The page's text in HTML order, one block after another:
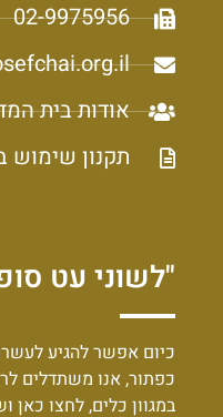
02-9975956
אודות בית
תקנון שימוש
"לשוני עט
כיום אפשר להגיע
כפתור, אנו משתדלים
במגוון כלים, לחצו כאן